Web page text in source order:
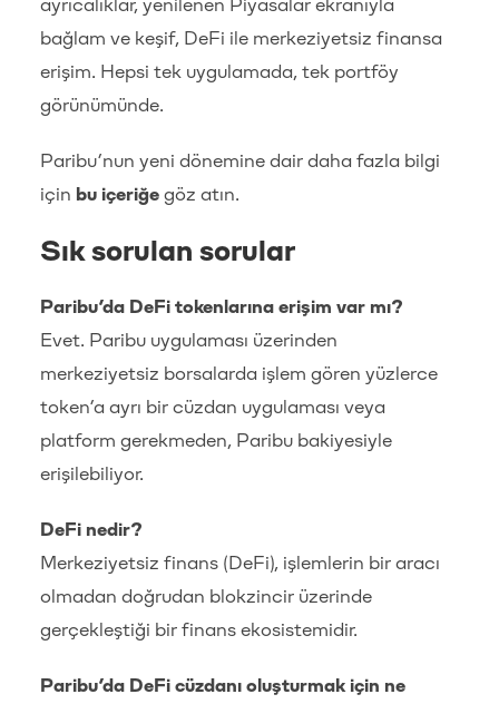
ayrıcalıklar, yenilenen Piyasalar ekranıyla
bağlam ve keşif, DeFi ile merkeziyetsiz finansa
erişim. Hepsi tek uygulamada, tek portföy
görünümünde.
Paribu’nun yeni dönemine dair daha fazla bilgi
için bu içeriğegöz atın.
Sık sorulan sorular
Paribu’da DeFi tokenlarına erişim var mı?
Evet. Paribu uygulaması üzerinden
merkeziyetsiz borsalarda işlem gören yüzlerce
token’a ayrı bir cüzdan uygulaması veya
platform gerekmeden, Paribu bakiyesiyle
erişilebiliyor.
DeFi nedir?
Merkeziyetsiz finans (DeFi), işlemlerin bir aracı
olmadan doğrudan blokzincir üzerinde
gerçekleştiği bir finans ekosistemidir.
Paribu’da DeFi cüzdanı oluşturmak için ne